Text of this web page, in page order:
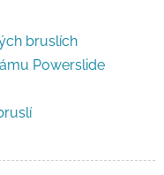
bruslích
Powerslide